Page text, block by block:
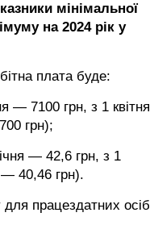
мінімальної
на 2024 рік у
плата буде:
— 7100 грн, з 1 квітня
грн);
— 42,6 грн, з 1
— 40,46 грн).
працездатних осіб